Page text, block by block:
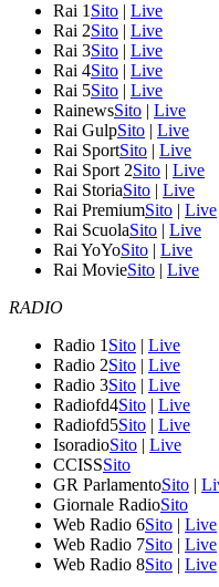
Rai 1 Sito | Live
Rai 2Sito | Live
Rai 3Sito | Live
Rai 4Sito | Live
Rai 5Sito | Live
RainewsSito | Live
Rai GulpSito | Live
Rai SportSito | Live
Rai Sport 2Sito | Live
Rai StoriaSito | Live
Rai PremiumSito | Live
Rai ScuolaSito | Live
Rai YoYoSito | Live
Rai MovieSito | Live
RADIO
Radio 1 Sito | Live
Radio 2Sito | Live
Radio 3Sito | Live
Radiofd4Sito | Live
Radiofd5Sito | Live
IsoradioSito | Live
CCISSSito
GR ParlamentoSito |
Giornale RadioSito
Web Radio 6Sito | Live
Web Radio 7Sito | Live
Web Radio 8Sito | Live